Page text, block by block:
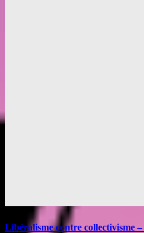
Libéralisme contre collectivisme